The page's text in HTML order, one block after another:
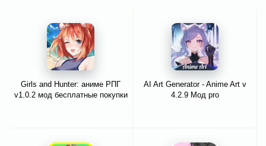
Girls and Hunter: аниме РПГ
v1.0.2 мод бесплатные покупки
AI Art Generator - Anime Art v
4.2.9 Мод pro